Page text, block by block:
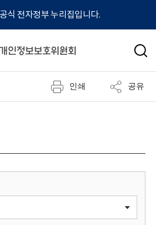
식 전자정부 누리집입니다.
검
인쇄 공유